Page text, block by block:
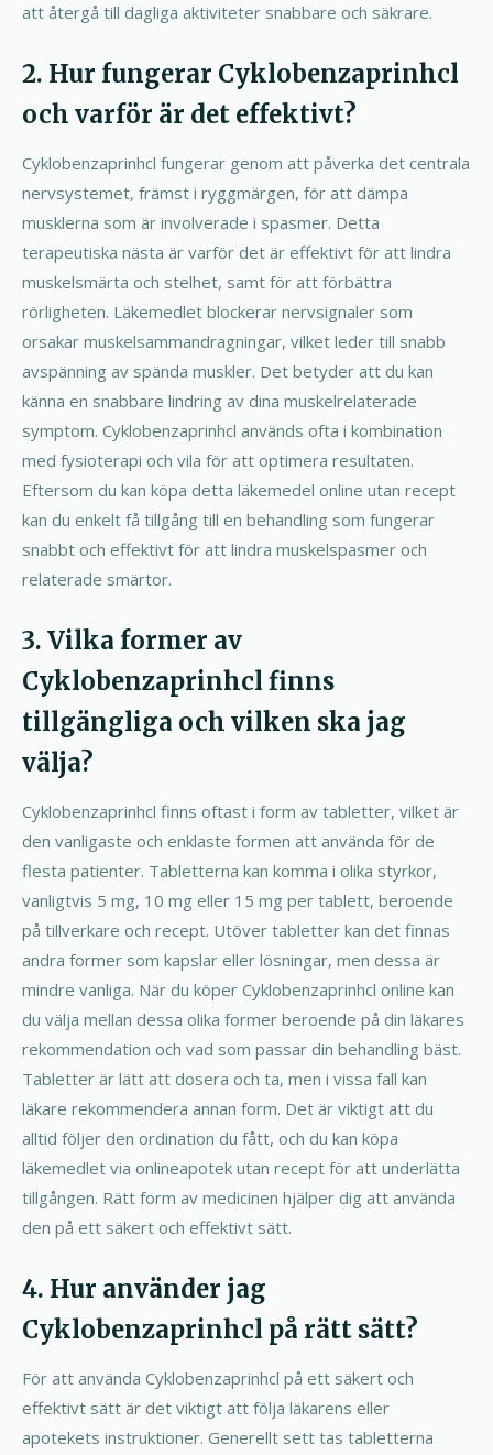
att återgå till dagliga aktiviteter snabbare och säkrare.
2. Hur fungerar Cyklobenzaprinhcl
och varför är det effektivt?
Cyklobenzaprinhcl fungerar genom att påverka det centrala
nervsystemet, främst i ryggmärgen, för att dämpa
musklerna som är involverade i spasmer. Detta
terapeutiska nästa är varför det är effektivt för att lindra
muskelsmärta och stelhet, samt för att förbättra
rörligheten. Läkemedlet blockerar nervsignaler som
orsakar muskelsammandragningar, vilket leder till snabb
avspänning av spända muskler. Det betyder att du kan
känna en snabbare lindring av dina muskelrelaterade
symptom. Cyklobenzaprinhcl används ofta i kombination
med fysioterapi och vila för att optimera resultaten.
Eftersom du kan köpa detta läkemedel online utan recept
kan du enkelt få tillgång till en behandling som fungerar
snabbt och effektivt för att lindra muskelspasmer och
relaterade smärtor.
3. Vilka former av
Cyklobenzaprinhcl finns
tillgängliga och vilken ska jag
välja?
Cyklobenzaprinhcl finns oftast i form av tabletter, vilket är
den vanligaste och enklaste formen att använda för de
flesta patienter. Tabletterna kan komma i olika styrkor,
vanligtvis 5 mg, 10 mg eller 15 mg per tablett, beroende
på tillverkare och recept. Utöver tabletter kan det finnas
andra former som kapslar eller lösningar, men dessa är
mindre vanliga. När du köper Cyklobenzaprinhcl online kan
du välja mellan dessa olika former beroende på din läkares
rekommendation och vad som passar din behandling bäst.
Tabletter är lätt att dosera och ta, men i vissa fall kan
läkare rekommendera annan form. Det är viktigt att du
alltid följer den ordination du fått, och du kan köpa
läkemedlet via onlineapotek utan recept för att underlätta
tillgången. Rätt form av medicinen hjälper dig att använda
den på ett säkert och effektivt sätt.
4. Hur använder jag
Cyklobenzaprinhcl på rätt sätt?
För att använda Cyklobenzaprinhcl på ett säkert och
effektivt sätt är det viktigt att följa läkarens eller
apotekets instruktioner. Generellt sett tas tabletterna